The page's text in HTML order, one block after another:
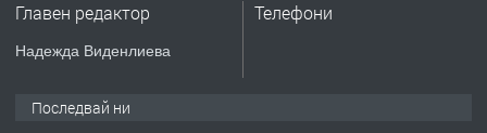
Главен редактор
Надежда Виденлиева
Телефони
Последвай ни